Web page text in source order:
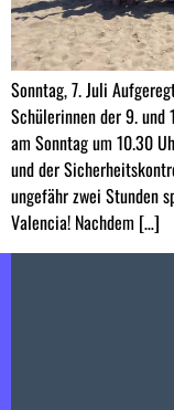
Sonntag, 7. Juli
Schülerinnen der 9. und
am Sonntag um 10.30
und der
ungefähr zwei Stunden
Valencia! Nachdem […]